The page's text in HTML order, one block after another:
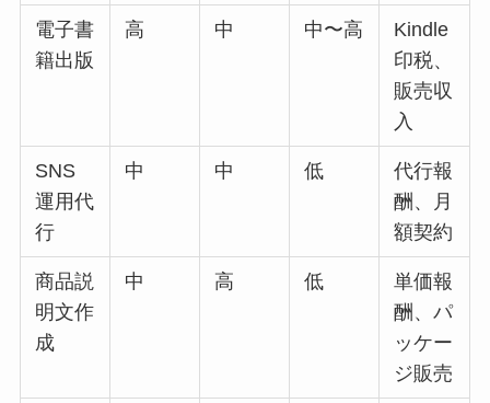
電子書
籍出版
高 中 中〜高
Kindle
印税、
販売収
入
SNS
運用代
行
中 中 低
代行報
酬、月
額契約
商品説
明文作
成
中 高 低
単価報
酬、パ
ッケー
ジ販売